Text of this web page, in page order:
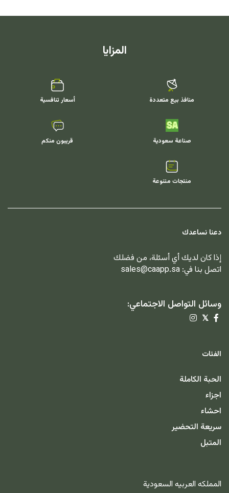
المزايا
منافذ بيع متعددة أسعار تنافسية
صناعة سعودية قريبون منكم
منتجات متنوعة
دعنا نساعدك
إذا كان لديك أي أسئلة، من فضلك
اتصل بنا في: sales@caapp.sa
وسائل التواصل الاجتماعي:
𝕏
الفئات
الحبة الكاملة
اجزاء
احشاء
سريعة التحضير
المتبل
المملكه العربيه السعودية